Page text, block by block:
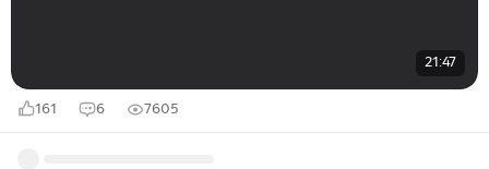
21:47
161 6 7605